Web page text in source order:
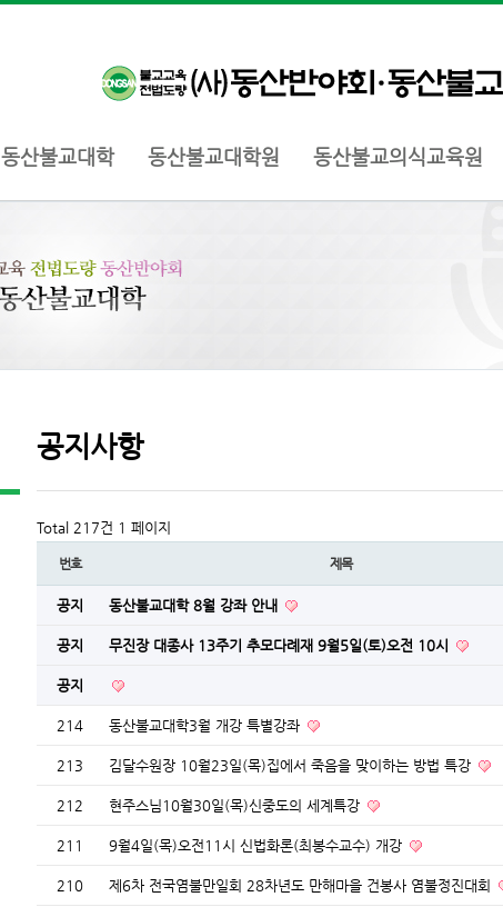
동산불교대학 동산불교대학원 동산불교의식교육원
공지사항
Total 217건 1 페이지
번호 제목
공지 동산불교대학 8월 강좌 안내
공지 무진장 대종사 13주기 추모다례재 9월5일(토)오전 10시
공지
214 동산불교대학3월 개강 특별강좌
213 김달수원장 10월23일(목)집에서 죽음을 맞이하는 방법 특강
212 현주스님10월30일(목)신중도의 세계특강
211 9월4일(목)오전11시 신법화론(최봉수교수) 개강
210 제6차 전국염불만일회 28차년도 만해마을 건봉사 염불정진대회